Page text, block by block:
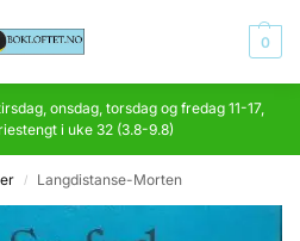
0
onsdag, torsdag og fredag 11-17,
i uke 32 (3.8-9.8)
/ Langdistanse-Morten